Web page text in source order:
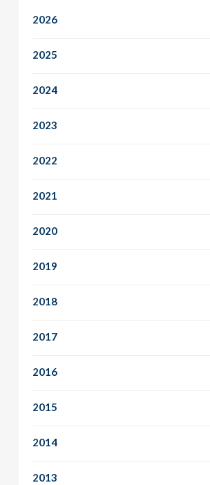
2026
2025
2024
2023
2022
2021
2020
2019
2018
2017
2016
2015
2014
2013